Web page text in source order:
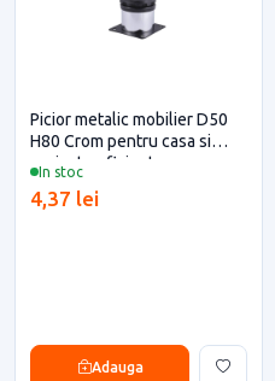
In stoc
Picior metalic mobilier D50
H80 Crom pentru casa si
proiecte eficiente
4,37 lei
Adauga